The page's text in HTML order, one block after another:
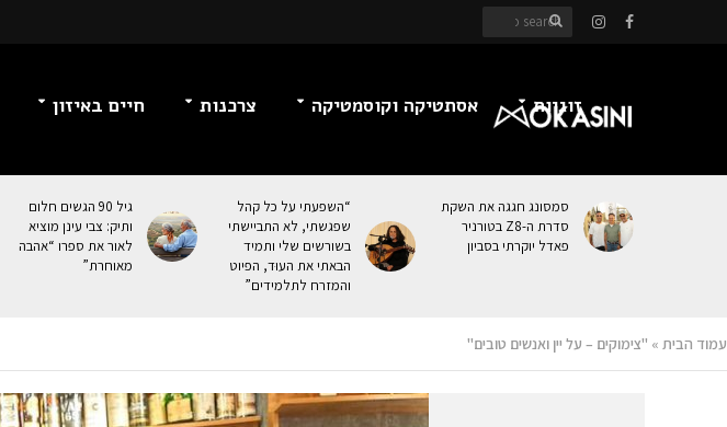
זוגיות אסתטיקה וקוסמטיקה צרכנות חיים באיזון
סמסונג חגגה את השקת
סדרת ה-Z8 בטורניר
פאדל יוקרתי בסביון
“השפעתי על כל קהל
שפגשתי, לא התביישתי
בשורשים שלי ותמיד
הבאתי את העוּד, הפיוט
והמזרח לתלמידים”
גיל 90 הגשים חלום
ותיק: צבי עינן מוציא
לאור את ספרו “אהבה
מאוחרת”
עמוד הבית » "צימוקים – על יין ואנשים טובים"